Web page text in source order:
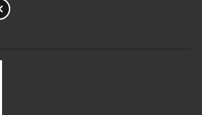
Aloe Barbadensis Leaf
Palmitate, Lecithin, Mica,
Acid, Sorbic Acid, Hydrolyzed
Sodium Chloride, CI
*Componentes naturales de